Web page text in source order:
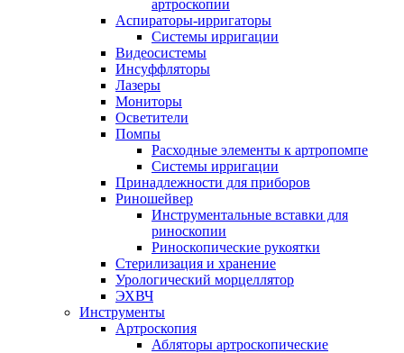
артроскопии
Аспираторы-ирригаторы
Системы ирригации
Видеосистемы
Инсуффляторы
Лазеры
Мониторы
Осветители
Помпы
Расходные элементы к артропомпе
Системы ирригации
Принадлежности для приборов
Риношейвер
Инструментальные вставки для
риноскопии
Риноскопические рукоятки
Стерилизация и хранение
Урологический морцеллятор
ЭХВЧ
Инструменты
Артроскопия
Абляторы артроскопические